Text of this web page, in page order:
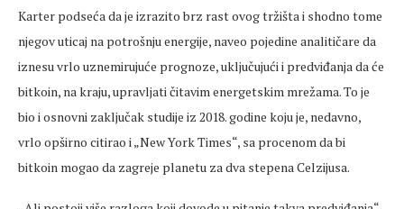
Karter podseća da je izrazito brz rast ovog tržišta i shodno tome
njegov uticaj na potrošnju energije, naveo pojedine analitičare da
iznesu vrlo uznemirujuće prognoze, uključujući i predviđanja da će
bitkoin, na kraju, upravljati čitavim energetskim mrežama. To je
bio i osnovni zaključak studije iz 2018. godine koju je, nedavno,
vrlo opširno citirao i „New York Times“, sa procenom da bi
bitkoin mogao da zagreje planetu za dva stepena Celzijusa.